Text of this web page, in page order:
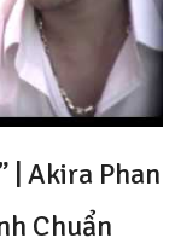
| Akira Phan
Chuẩn